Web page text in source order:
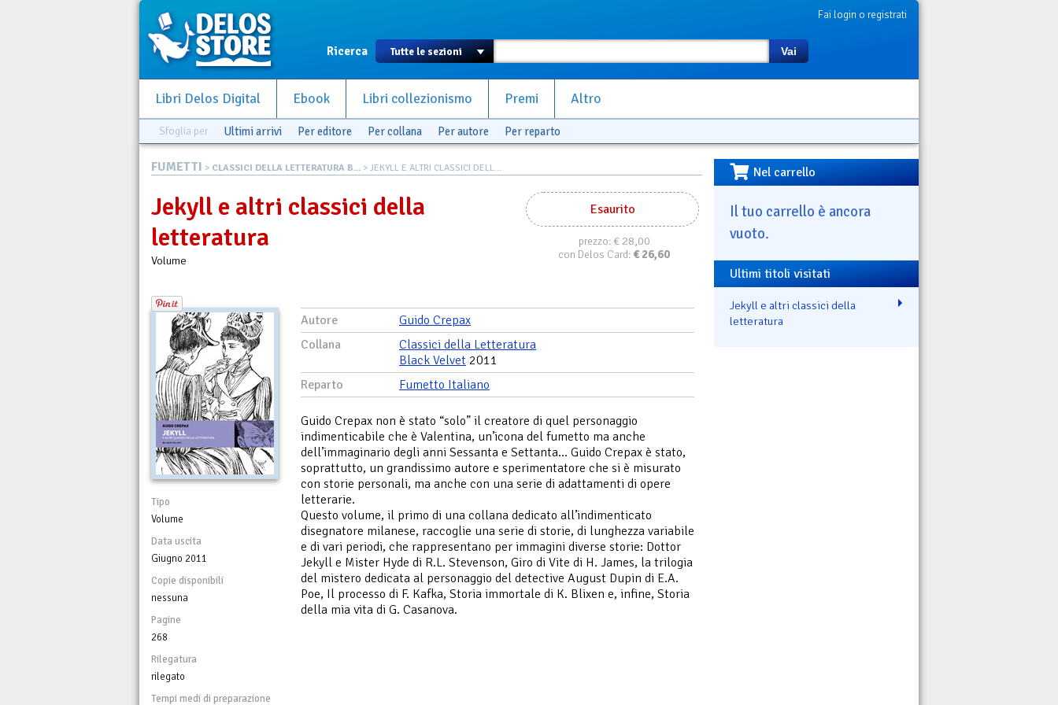
Fai login o registrati
Ricerca Vai
Libri Delos Digital Ebook Libri collezionismo Premi Altro
Sfoglia per Ultimi arrivi Per editore Per collana Per autore Per reparto
FUMETTI > CLASSICI DELLA LETTERATURA B... > JEKYLL E ALTRI CLASSICI DELL...
Esaurito
prezzo:€ 28,00
con Delos Card: € 26,60
Jekyll e altri classici della
letteratura
Volume
Tipo
Volume
Data uscita
Giugno 2011
Copie disponibili
nessuna
Pagine
268
Rilegatura
rilegato
Tempi medi di preparazione
Autore
Guido Crepax
Collana
Classici della Letteratura
Black Velvet 2011
Reparto
Fumetto Italiano
Guido Crepax non è stato “solo” il creatore di quel personaggio
indimenticabile che è Valentina, un’icona del fumetto ma anche
dell’immaginario degli anni Sessanta e Settanta… Guido Crepax è stato,
soprattutto, un grandissimo autore e sperimentatore che si è misurato
con storie personali, ma anche con una serie di adattamenti di opere
letterarie.
Questo volume, il primo di una collana dedicato all’indimenticato
disegnatore milanese, raccoglie una serie di storie, di lunghezza variabile
e di vari periodi, che rappresentano per immagini diverse storie: Dottor
Jekyll e Mister Hyde di R.L. Stevenson, Giro di Vite di H. James, la trilogia
del mistero dedicata al personaggio del detective August Dupin di E.A.
Poe, Il processo di F. Kafka, Storia immortale di K. Blixen e, infine, Storia
della mia vita di G. Casanova.
Nel carrello
Il tuo carrello è ancora
vuoto.
Ultimi titoli visitati
Jekyll e altri classici della
letteratura